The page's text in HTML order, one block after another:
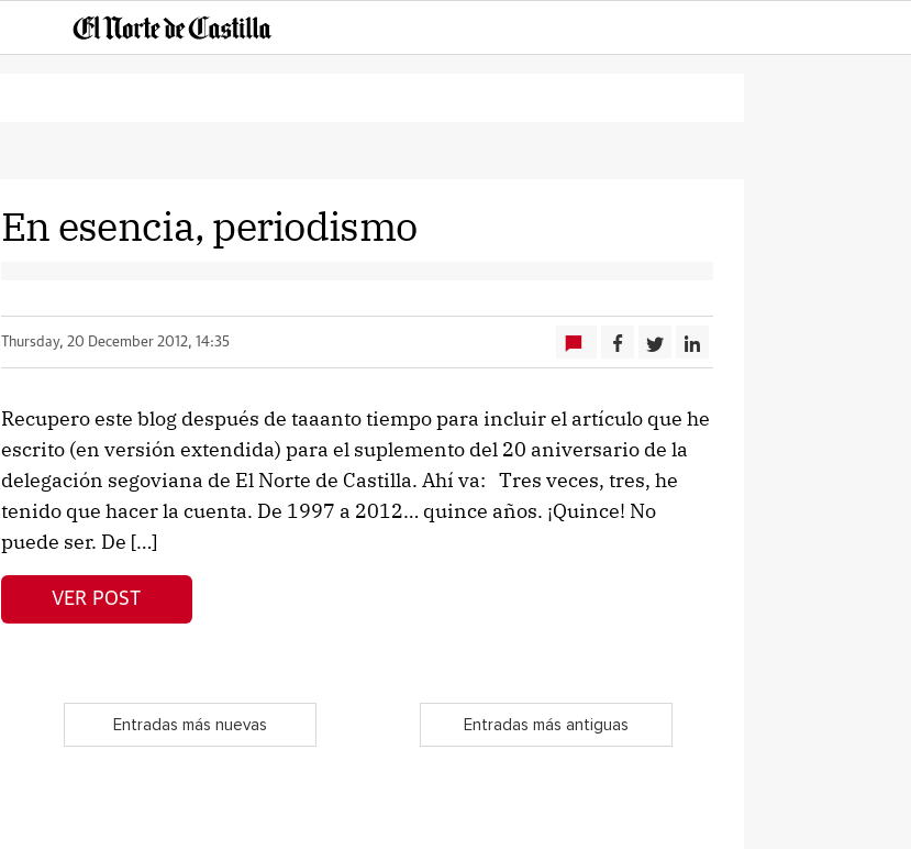
En esencia, periodismo
Thursday, 20 December 2012, 14:35
Recupero este blog después de taaanto tiempo para incluir el artículo que he
escrito (en versión extendida) para el suplemento del 20 aniversario de la
delegación segoviana de El Norte de Castilla. Ahí va: Tres veces, tres, he
tenido que hacer la cuenta. De 1997 a 2012… quince años. ¡Quince! No
puede ser. De […]
VER POST
Entradas más nuevas Entradas más antiguas